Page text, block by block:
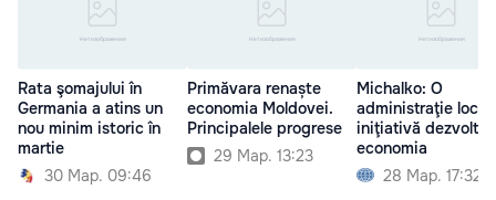
Rata şomajului în
Germania a atins un
nou minim istoric în
martie
30 Мар. 09:46
Primăvara renaște
economia Moldovei.
Principalele progrese
29 Мар. 13:23
Michalko: O
administraţie
iniţiativă dezvoltă
economia
28 Мар. 17:32